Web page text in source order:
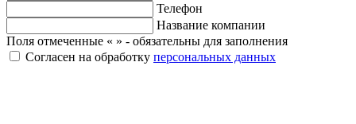
Телефон
Название компании
Поля отмеченные « » - обязательны для заполнения
Согласен на обработку персональных данных